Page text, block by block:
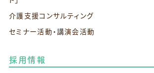
介護支援コンサルティング
セミナー活動・講演会活動
採用情報